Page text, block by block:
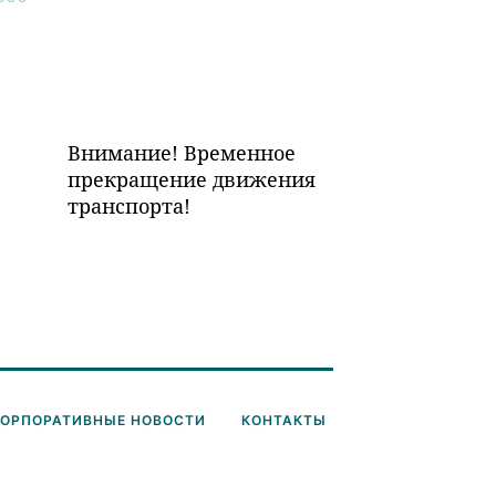
Внимание! Временное
прекращение движения
транспорта!
НОВОСТИ КОНТАКТЫ